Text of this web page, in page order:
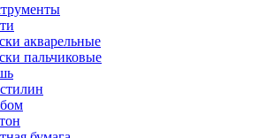
акварельные
пальчиковые